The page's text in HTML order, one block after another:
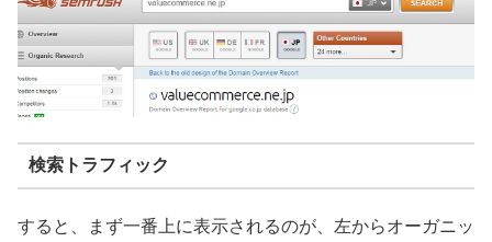
検索トラフィック
すると、まず一番上に表示されるのが、左からオーガニッ